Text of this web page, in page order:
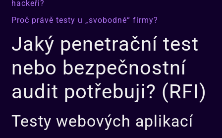
hackeři?
Proč právě testy u „svobodné“ firmy?
Jaký penetrační test
nebo bezpečnostní
audit potřebuji? (RFI)
Testy webových aplikací